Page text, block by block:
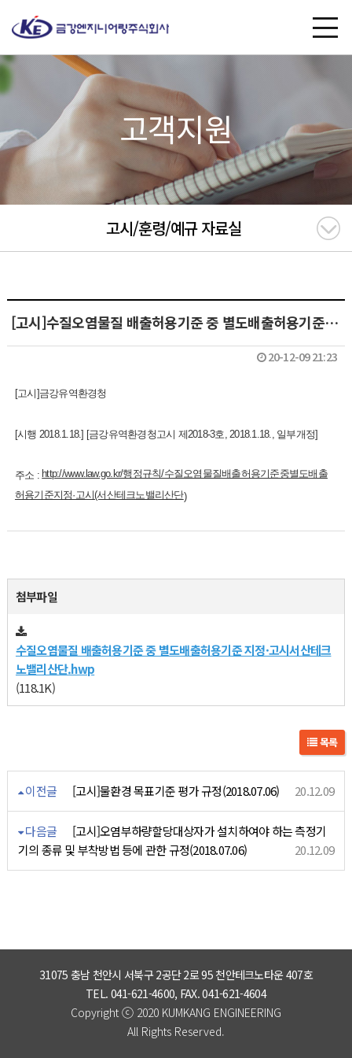
고객지원
고시/훈령/예규 자료실
[고시]수질오염물질 배출허용기준 중 별도배출허용기준 지정·고시(서산테크노밸리산단)(2018.07.06)
20-12-09 21:23
[고시]금강유역환경청
[시행 2018.1.18.] [금강유역환경청고시 제2018-3호, 2018.1.18., 일부개정]
주소 :http://www.law.go.kr/행정규칙/수질오염물질배출허용기준중별도배출
허용기준지정·고시(서산테크노밸리산단)
첨부파일
수질오염물질 배출허용기준 중 별도배출허용기준 지정·고시서산테크
노밸리산단.hwp
(118.1K)
목록
이전글 [고시]물환경 목표기준 평가 규정(2018.07.06) 20.12.09
다음글
[고시]오염부하량할당대상자가 설치하여야 하는 측정기
기의 종류 및 부착방법 등에 관한 규정(2018.07.06)
20.12.09
31075 충남 천안시 서북구 2공단 2로 95 천안테크노타운 407호
TEL. 041-621-4600, FAX. 041-621-4604
Copyrightⓒ 2020 KUMKANG ENGINEERING
All Rights Reserved.